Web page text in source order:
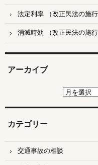
法定利率 （改正民法の施
消滅時効 （改正民法の施
アーカイブ
カ
ブ
カテゴリー
交通事故の相談